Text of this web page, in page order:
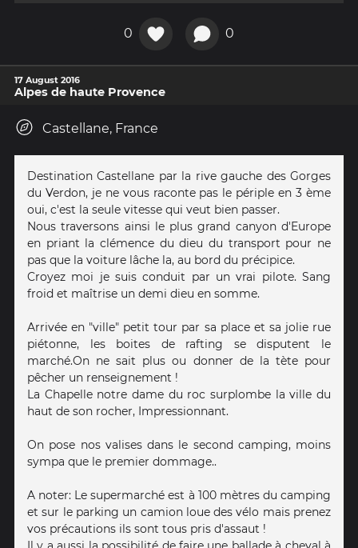
0 0
17 August 2016
Alpes de haute Provence
Castellane, France
Destination Castellane par la rive gauche des Gorges
du Verdon, je ne vous raconte pas le périple en 3 ème
oui, c'est la seule vitesse qui veut bien passer.
Nous traversons ainsi le plus grand canyon d'Europe
en priant la clémence du dieu du transport pour ne
pas que la voiture lâche la, au bord du précipice.
Croyez moi je suis conduit par un vrai pilote. Sang
froid et maîtrise un demi dieu en somme.
Arrivée en "ville" petit tour par sa place et sa jolie rue
piétonne, les boites de rafting se disputent le
marché.On ne sait plus ou donner de la tète pour
pêcher un renseignement !
La Chapelle notre dame du roc surplombe la ville du
haut de son rocher, Impressionnant.
On pose nos valises dans le second camping, moins
sympa que le premier dommage..
A noter: Le supermarché est à 100 mètres du camping
et sur le parking un camion loue des vélo mais prenez
vos précautions ils sont tous pris d'assaut !